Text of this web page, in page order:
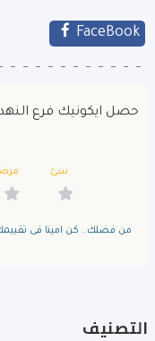
FaceBook
حصل ايكونيك فرع
سئ
من فضلك.. كن امينا فى تقييمك
التصنيف